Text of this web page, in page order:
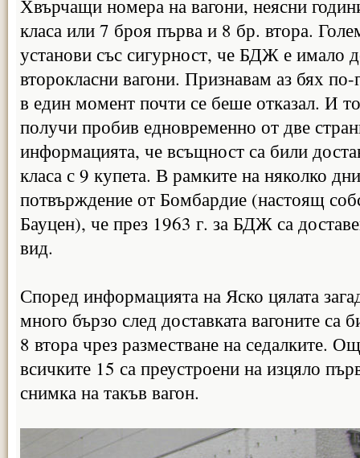
Хвърчащи номера на вагони, неясни
класа или 7 броя първа и 8 бр. втора.
установи със сигурност, че БДЖ е имало
второкласни вагони. Признавам аз бях
в един момент почти се беше отказал. И
получи пробив едновременно от две
информацията, че всъщност са били
класа с 9 купета. В рамките на няколко
потвърждение от Бомбардие (настоящ
Бауцен), че през 1963 г. за БДЖ са
вид.
Според информацията на Яско цялата
много бързо след доставката вагоните са
8 втора чрез разместване на седалките.
всичките 15 са преустроени на изцяло
снимка на такъв вагон.